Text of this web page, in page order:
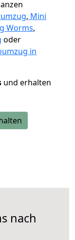
, Mini
Worms,
oder
in
und erhalten
nach